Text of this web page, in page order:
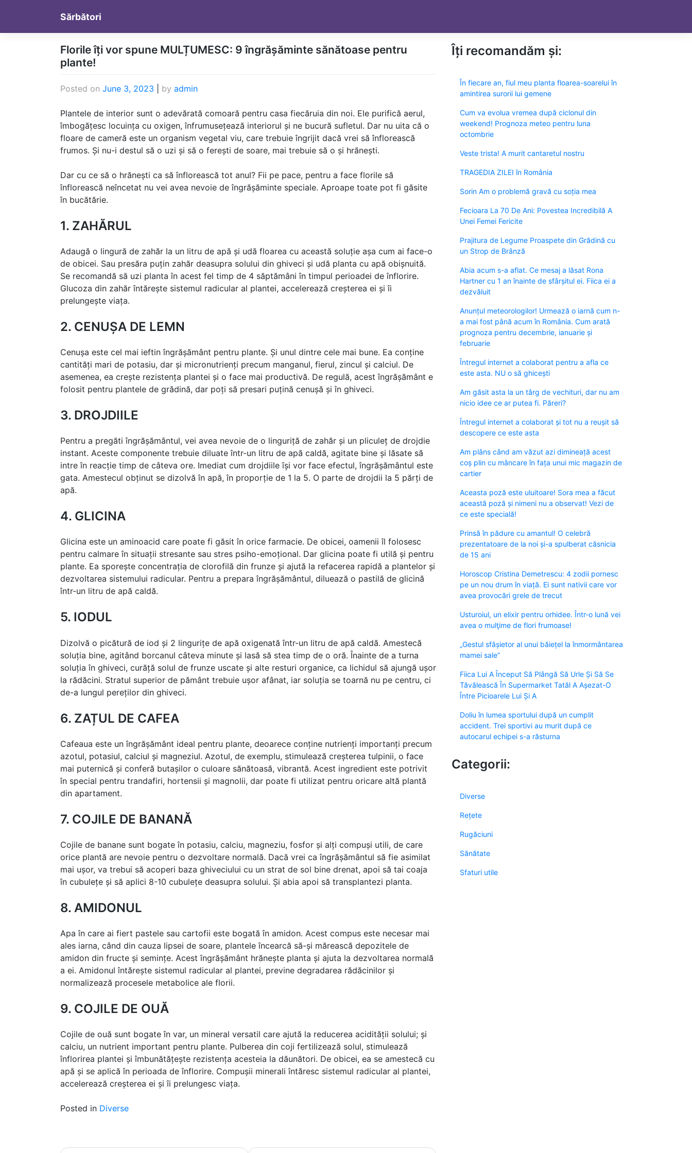
content
Sărbători
Florile îți vor spune MULȚUMESC: 9 îngrășăminte sănătoase pentru
plante!
Posted on June 3, 2023 by admin
Plantele de interior sunt o adevărată comoară pentru casa fiecăruia din noi. Ele purifică aerul,
îmbogățesc locuința cu oxigen, înfrumusețează interiorul și ne bucură sufletul. Dar nu uita că o
floare de cameră este un organism vegetal viu, care trebuie îngrijit dacă vrei să înflorească
frumos. Și nu-i destul să o uzi și să o ferești de soare, mai trebuie să o și hrănești.
Dar cu ce să o hrănești ca să înflorească tot anul? Fii pe pace, pentru a face florile să
înflorească neîncetat nu vei avea nevoie de îngrășăminte speciale. Aproape toate pot fi găsite
în bucătărie.
1. ZAHĂRUL
Adaugă o lingură de zahăr la un litru de apă și udă floarea cu această soluție așa cum ai face-o
de obicei. Sau presăra puțin zahăr deasupra solului din ghiveci și udă planta cu apă obișnuită.
Se recomandă să uzi planta în acest fel timp de 4 săptămâni în timpul perioadei de înflorire.
Glucoza din zahăr întărește sistemul radicular al plantei, accelerează creșterea ei și îi
prelungește viața.
2. CENUȘA DE LEMN
Cenușa este cel mai ieftin îngrășământ pentru plante. Și unul dintre cele mai bune. Ea conține
cantități mari de potasiu, dar și micronutrienți precum manganul, fierul, zincul și calciul. De
asemenea, ea crește rezistența plantei și o face mai productivă. De regulă, acest îngrășământ e
folosit pentru plantele de grădină, dar poți să presari puțină cenușă și în ghiveci.
3. DROJDIILE
Pentru a pregăti îngrășământul, vei avea nevoie de o linguriță de zahăr și un pliculeț de drojdie
instant. Aceste componente trebuie diluate într-un litru de apă caldă, agitate bine și lăsate să
intre în reacție timp de câteva ore. Imediat cum drojdiile își vor face efectul, îngrășământul este
gata. Amestecul obținut se dizolvă în apă, în proporție de 1 la 5. O parte de drojdii la 5 părți de
apă.
4. GLICINA
Glicina este un aminoacid care poate fi găsit în orice farmacie. De obicei, oamenii îl folosesc
pentru calmare în situații stresante sau stres psiho-emoțional. Dar glicina poate fi utilă și pentru
plante. Ea sporește concentrația de clorofilă din frunze și ajută la refacerea rapidă a plantelor și
dezvoltarea sistemului radicular. Pentru a prepara îngrășământul, diluează o pastilă de glicină
într-un litru de apă caldă.
5. IODUL
Dizolvă o picătură de iod și 2 lingurițe de apă oxigenată într-un litru de apă caldă. Amestecă
soluția bine, agitând borcanul câteva minute și lasă să stea timp de o oră. Înainte de a turna
soluția în ghiveci, curăță solul de frunze uscate și alte resturi organice, ca lichidul să ajungă ușor
la rădăcini. Stratul superior de pământ trebuie ușor afânat, iar soluția se toarnă nu pe centru, ci
de-a lungul pereților din ghiveci.
6. ZAȚUL DE CAFEA
Cafeaua este un îngrășământ ideal pentru plante, deoarece conține nutrienți importanți precum
azotul, potasiul, calciul și magneziul. Azotul, de exemplu, stimulează creșterea tulpinii, o face
mai puternică și conferă butașilor o culoare sănătoasă, vibrantă. Acest ingredient este potrivit
în special pentru trandafiri, hortensii și magnolii, dar poate fi utilizat pentru oricare altă plantă
din apartament.
7. COJILE DE BANANĂ
Cojile de banane sunt bogate în potasiu, calciu, magneziu, fosfor și alți compuși utili, de care
orice plantă are nevoie pentru o dezvoltare normală. Dacă vrei ca îngrășământul să fie asimilat
mai ușor, va trebui să acoperi baza ghiveciului cu un strat de sol bine drenat, apoi să tai coaja
în cubulețe și să aplici 8-10 cubulețe deasupra solului. Și abia apoi să transplantezi planta.
8. AMIDONUL
Apa în care ai fiert pastele sau cartofii este bogată în amidon. Acest compus este necesar mai
ales iarna, când din cauza lipsei de soare, plantele încearcă să-și mărească depozitele de
amidon din fructe și semințe. Acest îngrășământ hrănește planta și ajuta la dezvoltarea normală
a ei. Amidonul întărește sistemul radicular al plantei, previne degradarea rădăcinilor și
normalizează procesele metabolice ale florii.
9. COJILE DE OUĂ
Cojile de ouă sunt bogate în var, un mineral versatil care ajută la reducerea acidității solului; și
calciu, un nutrient important pentru plante. Pulberea din coji fertilizează solul, stimulează
înflorirea plantei și îmbunătățește rezistența acesteia la dăunători. De obicei, ea se amestecă cu
apă și se aplică în perioada de înflorire. Compușii minerali întăresc sistemul radicular al plantei,
accelerează creșterea ei și îi prelungesc viața.
Posted in Diverse
Îți recomandăm și:
În fiecare an, fiul meu planta floarea-soarelui în
amintirea surorii lui gemene
Cum va evolua vremea după ciclonul din
weekend! Prognoza meteo pentru luna
octombrie
Veste trista! A murit cantaretul nostru
TRAGEDIA ZILEI în România
Sorin Am o problemă gravă cu soția mea
Fecioara La 70 De Ani: Povestea Incredibilă A
Unei Femei Fericite
Prajitura de Legume Proaspete din Grădină cu
un Strop de Brânză
Abia acum s-a aflat. Ce mesaj a lăsat Rona
Hartner cu 1 an înainte de sfârșitul ei. Fiica ei a
dezvăluit
Anunțul meteorologilor! Urmează o iarnă cum n-
a mai fost până acum în România. Cum arată
prognoza pentru decembrie, ianuarie și
februarie
Întregul internet a colaborat pentru a afla ce
este asta. NU o să ghicești
Am găsit asta la un târg de vechituri, dar nu am
nicio idee ce ar putea fi. Păreri?
Întregul internet a colaborat și tot nu a reușit să
descopere ce este asta
Am plâns când am văzut azi dimineață acest
coș plin cu mâncare în fața unui mic magazin de
cartier
Aceasta poză este uluitoare! Sora mea a făcut
această poză și nimeni nu a observat! Vezi de
ce este specială!
Prinsă în pădure cu amantul! O celebră
prezentatoare de la noi și-a spulberat căsnicia
de 15 ani
Horoscop Cristina Demetrescu: 4 zodii pornesc
pe un nou drum în viață. Ei sunt nativii care vor
avea provocări grele de trecut
Usturoiul, un elixir pentru orhidee. Într-o lună vei
avea o mulţime de flori frumoase!
„Gestul sfâșietor al unui băiețel la înmormântarea
mamei sale”
Fiica Lui A Început Să Plângă Să Urle Și Să Se
Tăvălească În Supermarket Tatăl A Așezat-O
Între Picioarele Lui Și A
Doliu în lumea sportului după un cumplit
accident. Trei sportivi au murit după ce
autocarul echipei s-a răsturna
Categorii:
Diverse
Rețete
Rugăciuni
Sănătate
Sfaturi utile